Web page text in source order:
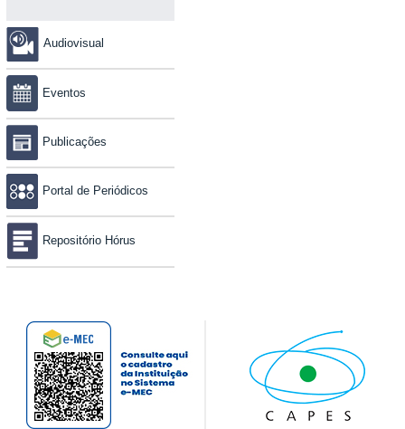
Audiovisual
Eventos
Publicações
Portal de Periódicos
Repositório Hórus